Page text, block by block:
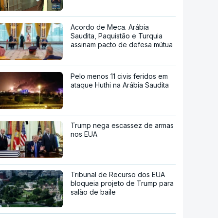
Acordo de Meca. Arábia
Saudita, Paquistão e Turquia
assinam pacto de defesa mútua
Pelo menos 11 civis feridos em
ataque Huthi na Arábia Saudita
Trump nega escassez de armas
nos EUA
Tribunal de Recurso dos EUA
bloqueia projeto de Trump para
salão de baile